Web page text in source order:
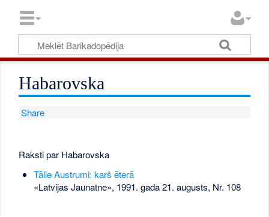
Habarovska
Share
Raksti par Habarovska
Tālie Austrumi: karš ēterā
«Latvijas Jaunatne», 1991. gada 21. augusts, Nr. 108